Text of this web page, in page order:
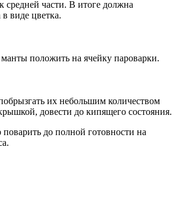
средней части. В итоге должна
виде цветка.
положить на ячейку пароварки.
их небольшим количеством
довести до кипящего состояния.
до полной готовности на